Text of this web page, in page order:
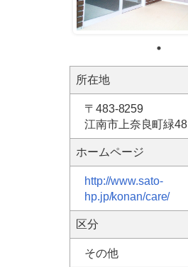
所在地
〒483-8259
江南市上奈良町緑48
ホームページ
http://www.sato-
hp.jp/konan/care/
区分
その他